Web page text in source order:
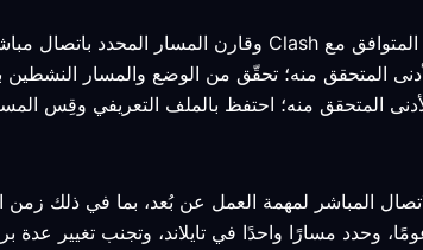
المباشر لمهمة العمل عن بُعد، بما في ذلك زمن
وحدد مسارًا واحدًا في تايلاند، وتجنب تغيير عدة